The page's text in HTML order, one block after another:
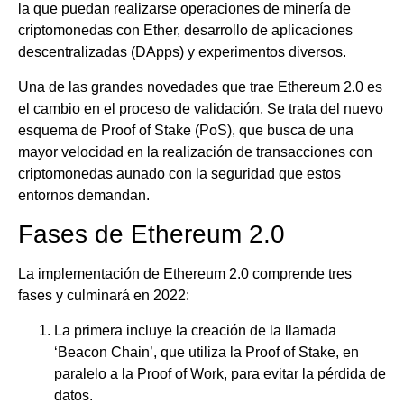
la que puedan realizarse operaciones de minería de
criptomonedas con Ether, desarrollo de aplicaciones
descentralizadas (DApps) y experimentos diversos.
Una de las grandes novedades que trae Ethereum 2.0 es
el cambio en el proceso de validación. Se trata del nuevo
esquema de Proof of Stake (PoS), que busca de una
mayor velocidad en la realización de transacciones con
criptomonedas aunado con la seguridad que estos
entornos demandan.
Fases de Ethereum 2.0
La implementación de Ethereum 2.0 comprende tres
fases y culminará en 2022:
La primera incluye la creación de la llamada
‘Beacon Chain’, que utiliza la Proof of Stake, en
paralelo a la Proof of Work, para evitar la pérdida de
datos.